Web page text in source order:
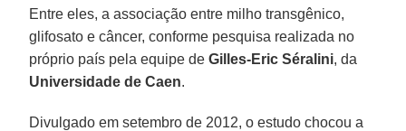
Entre eles, a associação entre milho transgênico,
glifosato e câncer, conforme pesquisa realizada no
próprio país pela equipe deGilles-Eric Séralini, da
Universidade de Caen.
Divulgado em setembro de 2012, o estudo chocou a